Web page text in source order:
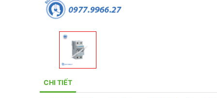
CHI TIẾT